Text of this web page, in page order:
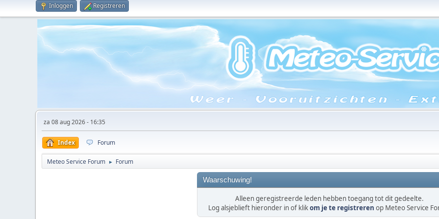
Inloggen Registreren
za 08 aug 2026 - 16:35
Index Forum
Meteo Service Forum ► Forum
Waarschuwing!
Alleen geregistreerde leden hebben toegang tot dit gedeelte.
Log alsjeblieft hieronder in of klikom je te registreren op Meteo Service